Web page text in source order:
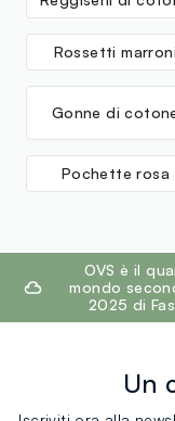
MADE IN
Rossetti marroni
Gonne di
Pochette rosa
footer.ariatitleOVS è il
mondo
2025 di
Un